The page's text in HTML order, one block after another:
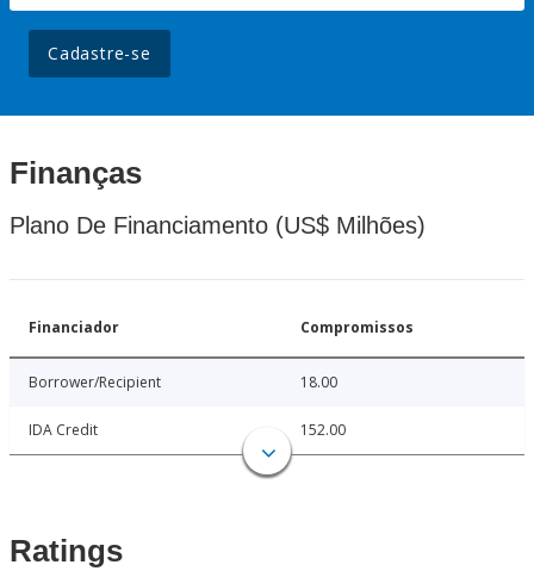
Cadastre-se
Finanças
Plano De Financiamento (US$ Milhões)
Financiador Compromissos
Borrower/Recipient 18.00
IDA Credit 152.00
Ratings